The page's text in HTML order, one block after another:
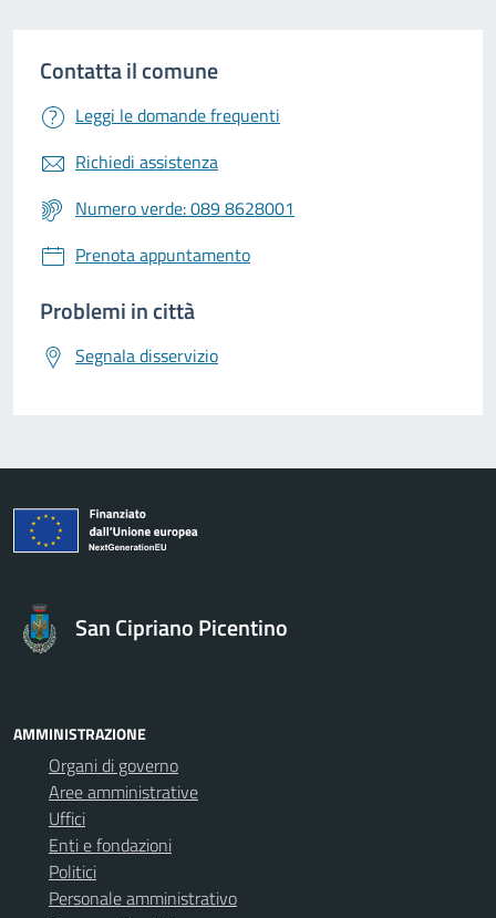
Contatta il comune
Leggi le domande frequenti
Richiedi assistenza
Numero verde: 089 8628001
Prenota appuntamento
Problemi in città
Segnala disservizio
San Cipriano Picentino
AMMINISTRAZIONE
Organi di governo
Aree amministrative
Uffici
Enti e fondazioni
Politici
Personale amministrativo